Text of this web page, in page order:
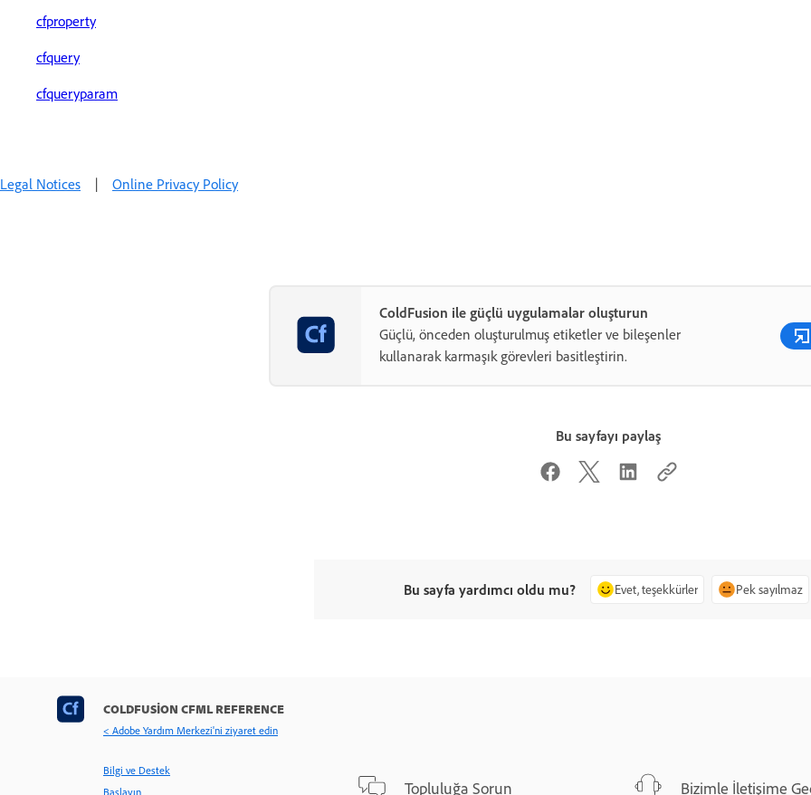
cfproperty
cfquery
cfqueryparam
Legal Notices | Online Privacy Policy
ColdFusion ile güçlü uygulamalar oluşturun
Güçlü, önceden oluşturulmuş etiketler ve bileşenler
kullanarak karmaşık görevleri basitleştirin.
Bu sayfayı paylaş
Bu sayfa yardımcı oldu mu? Evet, teşekkürler Pek sayılmaz
COLDFUSION CFML REFERENCE
< Adobe Yardım Merkezi'ni ziyaret edin
Bilgi ve Destek
Başlayın
Topluluğa Sorun Bizimle İletişime